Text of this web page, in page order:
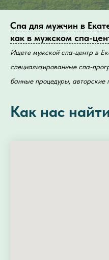
Спа для мужчин в
как в мужском спа-
Ищете мужской спа-центр в
специализированные спа-
банные процедуры,
Как нас найти